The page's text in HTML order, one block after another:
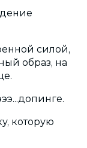
силой,
образ, на
которую